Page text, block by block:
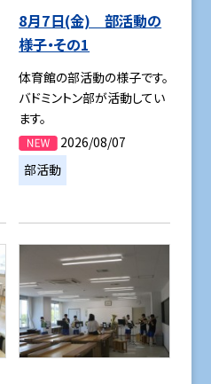
8月7日(金) 部活動の
様子・その1
体育館の部活動の様子です。
バドミントン部が活動してい
ます。
2026/08/07
部活動